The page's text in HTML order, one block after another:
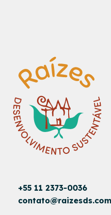
+55 11 2373-0036